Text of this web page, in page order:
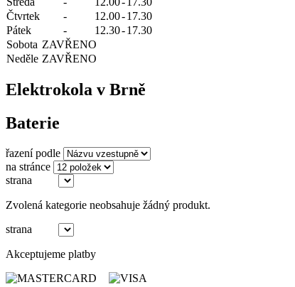
Čtvrtek
- 12.00-17.30
Pátek
- 12.30-17.30
Sobota ZAVŘENO
Neděle ZAVŘENO
Elektrokola v Brně
Baterie
řazení podle
na stránce
strana
Zvolená kategorie neobsahuje žádný produkt.
strana
Akceptujeme platby